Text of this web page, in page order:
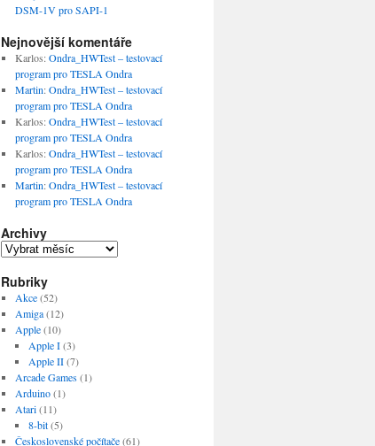
DSM-1V pro SAPI-1
Nejnovější komentáře
Karlos:Ondra_HWTest – testovací
program pro TESLA Ondra
Martin:Ondra_HWTest – testovací
program pro TESLA Ondra
Karlos:Ondra_HWTest – testovací
program pro TESLA Ondra
Karlos:Ondra_HWTest – testovací
program pro TESLA Ondra
Martin:Ondra_HWTest – testovací
program pro TESLA Ondra
Archivy
Archivy
Rubriky
Akce(52)
Amiga(12)
Apple(10)
Apple I(3)
Apple II(7)
Arcade Games(1)
Arduino(1)
Atari(11)
8-bit(5)
Československé počítače(61)